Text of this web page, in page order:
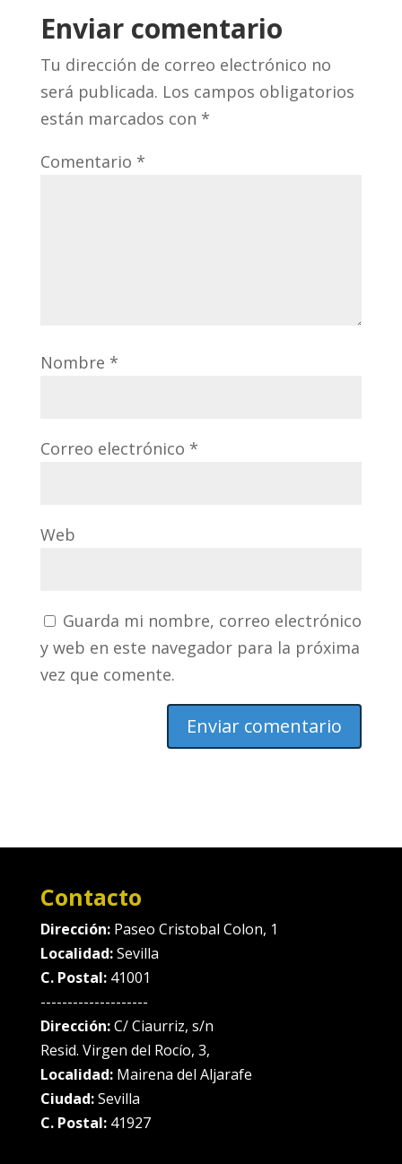
Enviar comentario
Tu dirección de correo electrónico no
será publicada. Los campos obligatorios
están marcados con *
Comentario *
Nombre *
Correo electrónico *
Web
Guarda mi nombre, correo electrónico
y web en este navegador para la próxima
vez que comente.
Contacto
Dirección: Paseo Cristobal Colon, 1
Localidad:Sevilla
C. Postal:41001
--------------------
Dirección:C/ Ciaurriz, s/n
Resid. Virgen del Rocío, 3,
Localidad:Mairena del Aljarafe
Ciudad:Sevilla
C. Postal:41927